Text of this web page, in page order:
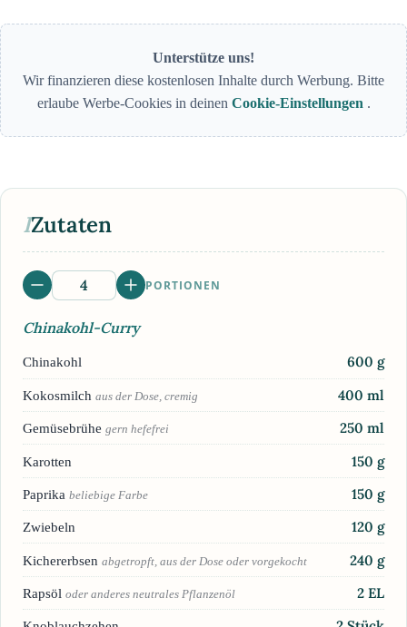
Unterstütze uns!
Wir finanzieren diese kostenlosen Inhalte durch Werbung. Bitte
erlaube Werbe-Cookies in deinen Cookie-Einstellungen .
IZutaten
PORTIONEN
Chinakohl-Curry
Chinakohl 600 g
Kokosmilch aus der Dose, cremig 400 ml
Gemüsebrühe gern hefefrei 250 ml
Karotten 150 g
Paprika beliebige Farbe 150 g
Zwiebeln 120 g
Kichererbsen abgetropft, aus der Dose oder vorgekocht 240 g
Rapsöl oder anderes neutrales Pflanzenöl 2 EL